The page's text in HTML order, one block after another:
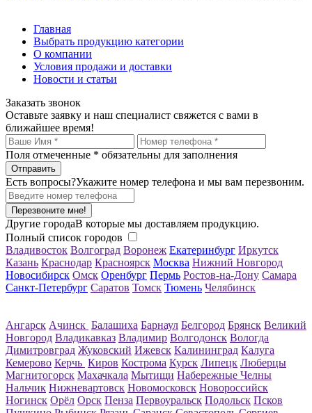
Главная
Выбрать продукцию категории
О компании
Условия продажи и доставки
Новости и статьи
Заказать звонок
Оставьте заявку и наш специалист свяжется с вами в
ближайшее время!
Поля отмеченные * обязательны для заполнения
Есть вопросы?Укажите номер телефона и мы вам перезвоним.
Перезвоните мне!
Другие городаВ которые мы доставляем продукцию.
Полный список городов
Владивосток Волгоград Воронеж Екатеринбург Иркутск
Казань Краснодар Красноярск Москва Нижний Новгород
Новосибирск Омск Оренбург Пермь Ростов-на-Дону Самара
Санкт-Петербург Саратов Томск Тюмень Челябинск
Ангарск Ачинск Балашиха Барнаул Белгород Брянск Великий
Новгород Владикавказ Владимир Волгодонск Вологда
Димитровград Жуковский Ижевск Калининград Калуга
Кемерово Керчь Киров Кострома Курск Липецк Люберцы
Магнитогорск Махачкала Мытищи Набережные Челны
Нальчик Нижневартовск Новомосковск Новороссийск
Ногинск Орёл Орск Пенза Первоуральск Подольск Псков